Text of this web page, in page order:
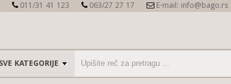
011/31 41 123 063/27 27 17 E-mail: info@bago.rs